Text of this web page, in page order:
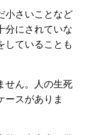
小さいことなど
分にされていな
していることも
せん。人の生死
ースがありま